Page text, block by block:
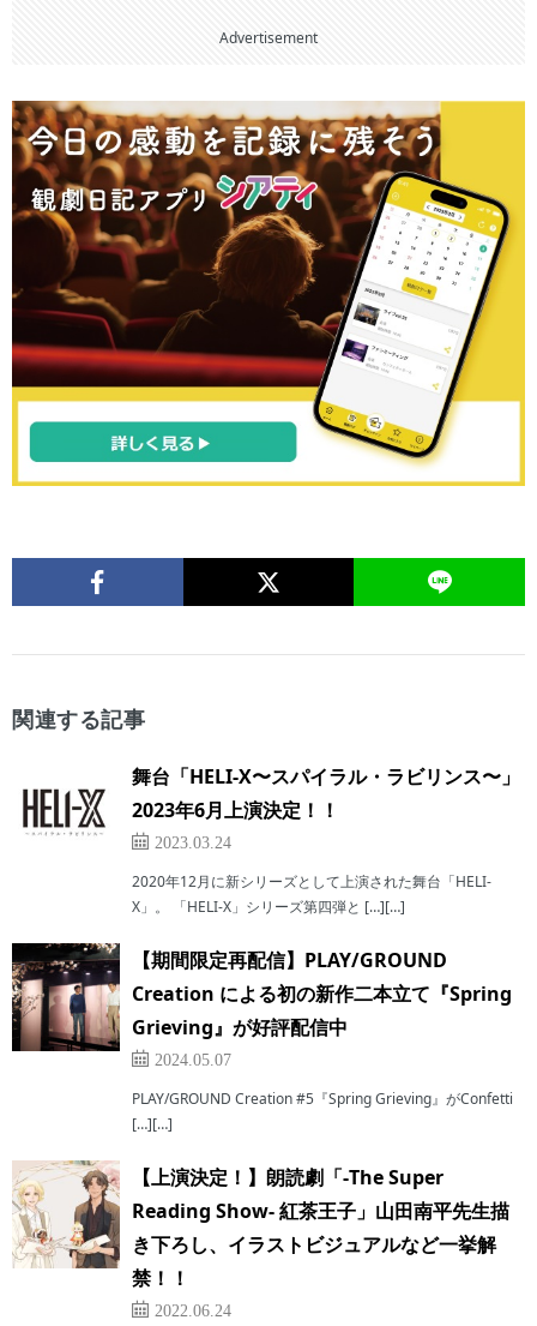
Advertisement
関連する記事
舞台「HELI-X〜スパイラル・ラビリンス〜」
2023年6月上演決定！！
2023.03.24
2020年12月に新シリーズとして上演された舞台「HELI-
X」。 「HELI-X」シリーズ第四弾と […][…]
【期間限定再配信】PLAY/GROUND
Creation による初の新作二本立て『Spring
Grieving』が好評配信中
2024.05.07
PLAY/GROUND Creation #5『Spring Grieving』がConfetti
[…][…]
【上演決定！】朗読劇「-The Super
Reading Show- 紅茶王子」山田南平先生描
き下ろし、イラストビジュアルなど一挙解
禁！！
2022.06.24